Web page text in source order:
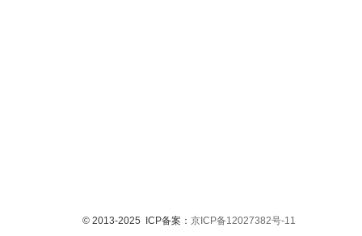
© 2013-2025 ICP备案： 京ICP备12027382号-11